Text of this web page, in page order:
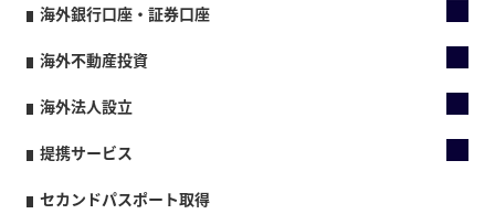
海外銀行口座・証券口座
海外不動産投資
海外法人設立
提携サービス
セカンドパスポート取得